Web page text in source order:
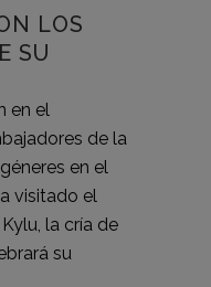
LOS
SU
en el
de la
en el
visitado el
la cría de
su